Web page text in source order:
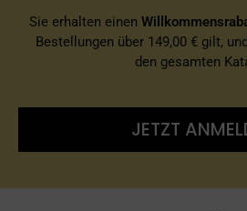
Sie erhalten einen
Bestellungen über 149,00 € gilt, und
den gesamten
JETZT